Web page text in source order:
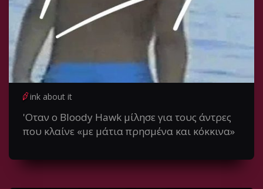
ink about it
'Οταν ο Bloody Hawk μίλησε για τους άντρες
που κλαίνε «με μάτια πρησμένα και κόκκινα»